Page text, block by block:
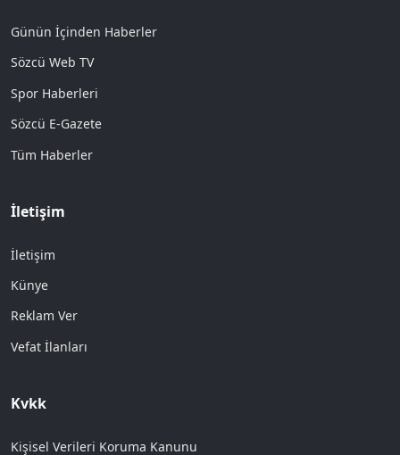
Günün İçinden Haberler
Sözcü Web TV
Spor Haberleri
Sözcü E-Gazete
Tüm Haberler
İletişim
İletişim
Künye
Reklam Ver
Vefat İlanları
Kvkk
Kişisel Verileri Koruma Kanunu